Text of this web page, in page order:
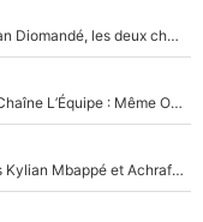
Antoine Griezmann et N'Golo Kanté : Comme Yan Diomandé, les deux champions du monde ont refusé de signer au PSG !
Un chroniqueur de L’Équipe du Soir viré par La Chaîne L’Équipe : Même Olivier Ménard n’avait pas pu empêcher son départ, «je l’ai appris sur Twitter, je l’ai vécu assez mal»
Loin du Real Madrid et du PSG, les inséparables Kylian Mbappé et Achraf Hakimi changent d'équipe le temps d'une journée !